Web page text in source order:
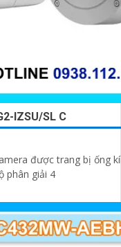
IZSU/SL C
được trang bị ống
phân giải 4